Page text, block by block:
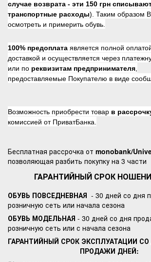
случае возврата - эти 150 грн
транспортные расходы). Таким образом
осмотреть и примерить обувь.
100% предоплата является полной
доставкой и осуществляется через
или по реквизитам предпринимателя
предоставляемые Покупателю в виде
Возможность приобрести товар в
комиссией от ПриватБанка.
Бесплатная рассрочка от monobank/
позволяющая разбить покупку на 3 части
ГАРАНТИЙНЫЙ СРОК
ОБУВЬ ПОВСЕДНЕВНАЯ - 30 дней со дня
розничную сеть или начала сезона
ОБУВЬ МОДЕЛЬНАЯ - 30 дней со дня
розничную сеть или с начала сезона
ГАРАНТИЙНЫЙ СРОК ЭКСПЛУАТАЦИИ
ПРОДАЖИ ДНЕЙ: